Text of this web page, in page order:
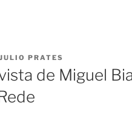
JULIO PRATES
de Miguel